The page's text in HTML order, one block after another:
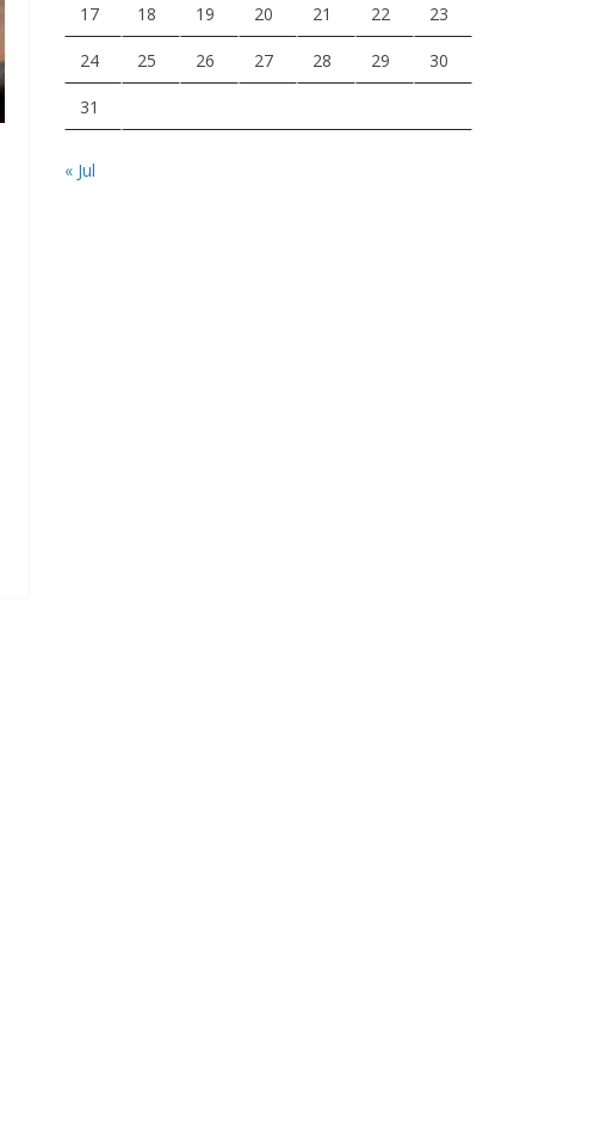
17 18 19 20 21 22 23
24 25 26 27 28 29 30
31
« Jul